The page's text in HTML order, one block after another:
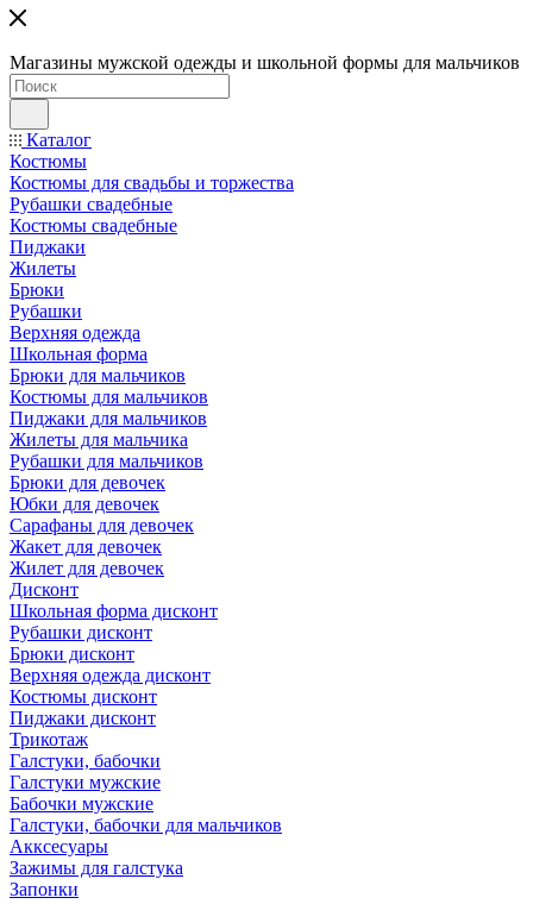
Магазины мужской одежды и школьной формы для мальчиков
Каталог
Костюмы
Костюмы для свадьбы и торжества
Рубашки свадебные
Костюмы свадебные
Пиджаки
Жилеты
Брюки
Рубашки
Верхняя одежда
Школьная форма
Брюки для мальчиков
Костюмы для мальчиков
Пиджаки для мальчиков
Жилеты для мальчика
Рубашки для мальчиков
Брюки для девочек
Юбки для девочек
Сарафаны для девочек
Жакет для девочек
Жилет для девочек
Дисконт
Школьная форма дисконт
Рубашки дисконт
Брюки дисконт
Верхняя одежда дисконт
Костюмы дисконт
Пиджаки дисконт
Трикотаж
Галстуки, бабочки
Галстуки мужские
Бабочки мужские
Галстуки, бабочки для мальчиков
Акксесуары
Зажимы для галстука
Запонки